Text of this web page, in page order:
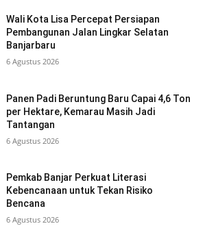
Wali Kota Lisa Percepat Persiapan
Pembangunan Jalan Lingkar Selatan
Banjarbaru
6 Agustus 2026
Panen Padi Beruntung Baru Capai 4,6 Ton
per Hektare, Kemarau Masih Jadi
Tantangan
6 Agustus 2026
Pemkab Banjar Perkuat Literasi
Kebencanaan untuk Tekan Risiko
Bencana
6 Agustus 2026